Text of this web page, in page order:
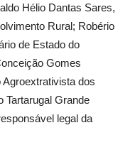
Hélio Dantas Sares,
Rural; Robério
de Estado do
Gomes
dos
Tartarugal Grande
legal da